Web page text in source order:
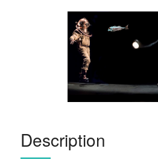
Description